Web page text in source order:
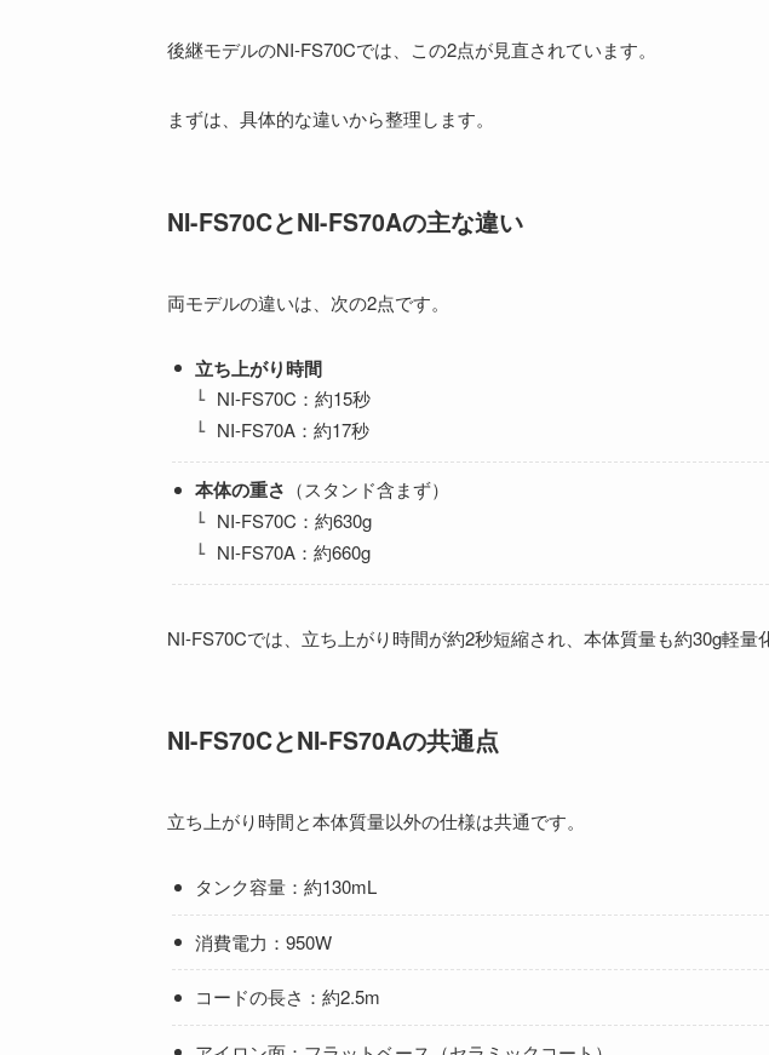
後継モデルのNI-FS70Cでは、この2点が見直されています。
まずは、具体的な違いから整理します。
NI-FS70CとNI-FS70Aの主な違い
両モデルの違いは、次の2点です。
立ち上がり時間
NI-FS70C：約15秒
NI-FS70A：約17秒
本体の重さ （スタンド含まず）
NI-FS70C：約630g
NI-FS70A：約660g
NI-FS70Cでは、立ち上がり時間が約2秒短縮され、本体質量も約30g軽量
NI-FS70CとNI-FS70Aの共通点
立ち上がり時間と本体質量以外の仕様は共通です。
タンク容量：約130mL
消費電力：950W
コードの長さ：約2.5m